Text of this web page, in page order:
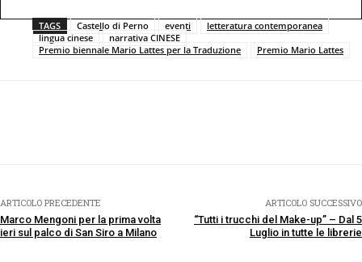
TAGS Castello di Perno eventi
letteratura contemporanea
lingua cinese
narrativa CINESE
Premio biennale Mario Lattes per la Traduzione
Premio Mario Lattes
ARTICOLO PRECEDENTE
Marco Mengoni per la prima volta
ieri sul palco di San Siro a Milano
ARTICOLO SUCCESSIVO
“Tutti i trucchi del Make-up” – Dal 5
Luglio in tutte le librerie